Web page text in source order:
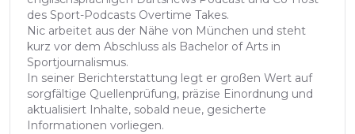
des Sport-Podcasts Overtime Takes.
Nic arbeitet aus der Nähe von München und steht
kurz vor dem Abschluss als Bachelor of Arts in
Sportjournalismus.
In seiner Berichterstattung legt er großen Wert auf
sorgfältige Quellenprüfung, präzise Einordnung und
aktualisiert Inhalte, sobald neue, gesicherte
Informationen vorliegen.